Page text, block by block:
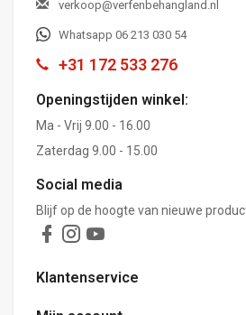
verkoop@verfenbehangland.nl
Whatsapp 06 213 030 54
+31 172 533 276
Openingstijden winkel:
Ma - Vrij 9.00 - 16.00
Zaterdag 9.00 - 15.00
Social media
Blijf op de hoogte van nieuwe
Klantenservice